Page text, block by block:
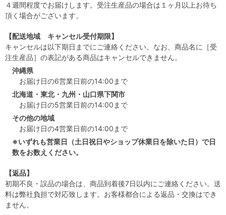
４週間程度でお届けします。受注生産品の場合は１ヶ月以上お待ち
頂く場合がございます。
【配送地域 キャンセル受付期限】
キャンセルは以下期日までにご連絡ください。なお、商品名に［受
注生産品］の表記がある商品はキャンセルできません。
沖縄県
お届け日の6営業日前の14:00まで
北海道・東北・九州・山口県下関市
お届け日の5営業日前の14:00まで
その他の地域
お届け日の4営業日前の14:00まで
※いずれも営業日（土日祝日やショップ休業日を除いた日）で日
数をお数えください。
【返品】
初期不良・誤品の場合は、商品到着後7日以内にご連絡ください。送
料は弊社負担で対応致します。お客様都合による返品・交換はでき
ません。